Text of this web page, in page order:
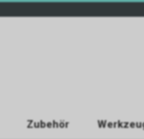
Zubehör